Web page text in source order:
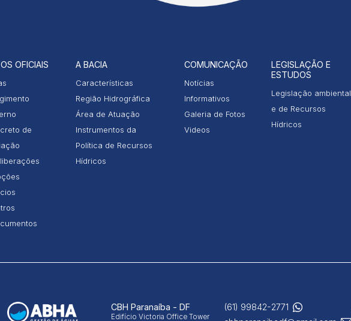
OFICIAIS
de
A BACIA
Características
Região Hidrográfica
Área de Atuação
Instrumentos da
Política de Recursos
Hídricos
COMUNICAÇÃO
Notícias
Informativos
Galeria de Fotos
Videos
LEGISLAÇÃO E
ESTUDOS
Legislação ambiental
e de Recursos
Hídricos
CBH Paranaíba - DF
Edifício Victoria Office Tower
(61) 99842-2771